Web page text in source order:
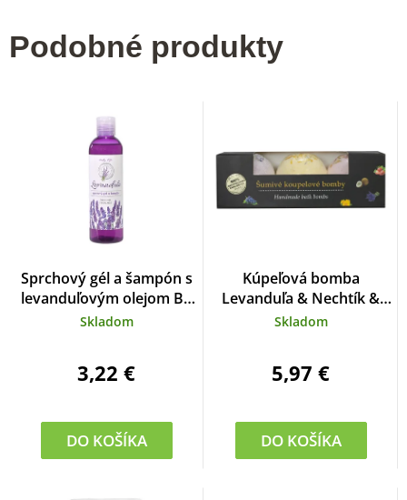
Podobné produkty
Sprchový gél a šampón s
levanduľovým olejom BT
Premium 250 ml
Skladom
3,22 €
DO KOŠÍKA
Kúpeľová bomba
Levanduľa & Nechtík &
Ruža BODY TIP
Skladom
5,97 €
DO KOŠÍKA